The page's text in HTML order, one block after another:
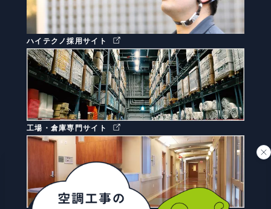
ハイテクノ採用サイト
工場・倉庫専門サイト